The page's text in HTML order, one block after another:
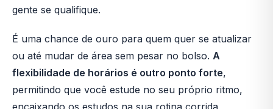
gente se qualifique.
É uma chance de ouro para quem quer se atualizar
ou até mudar de área sem pesar no bolso. A
flexibilidade de horários é outro ponto forte,
permitindo que você estude no seu próprio ritmo,